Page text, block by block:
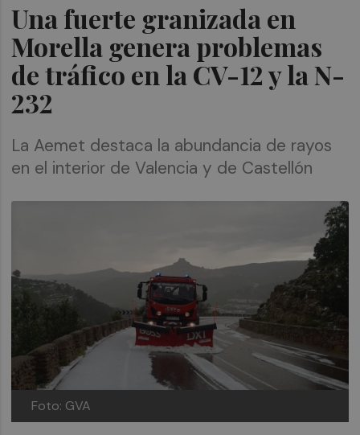
Una fuerte granizada en
Morella genera problemas
de tráfico en la CV-12 y la N-
232
La Aemet destaca la abundancia de rayos
en el interior de Valencia y de Castellón
Foto: GVA